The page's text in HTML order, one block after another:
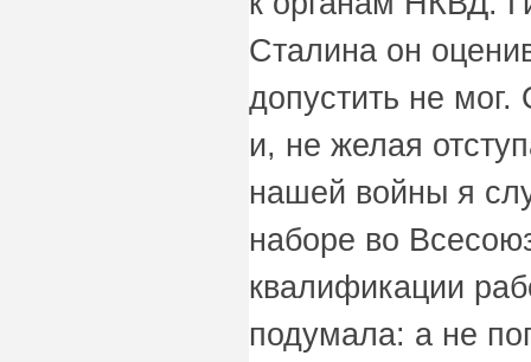
Сталина он
допустить не
и, не желая
нашей войны я
наборе во
квалификации
подумала: а не